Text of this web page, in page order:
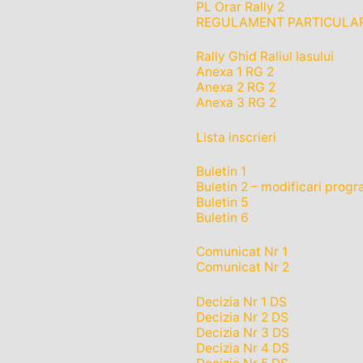
PL Orar Rally 2
REGULAMENT
Rally Ghid Raliul Iasului
Anexa 1 RG 2
Anexa 2 RG 2
Anexa 3 RG 2
Lista inscrieri
Buletin 1
Buletin 2 – modificari
Buletin 5
Buletin 6
Comunicat Nr 1
Comunicat Nr 2
Decizia Nr 1 DS
Decizia Nr 2 DS
Decizia Nr 3 DS
Decizia Nr 4 DS